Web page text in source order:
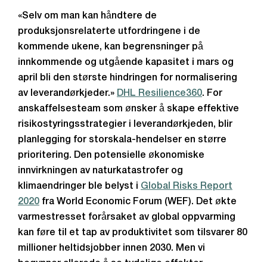
«Selv om man kan håndtere de
produksjonsrelaterte utfordringene i de
kommende ukene, kan begrensninger på
innkommende og utgående kapasitet i mars og
april bli den største hindringen for normalisering
av leverandørkjeder.» DHL Resilience360. For
anskaffelsesteam som ønsker å skape effektive
risikostyringsstrategier i leverandørkjeden, blir
planlegging for storskala-hendelser en større
prioritering. Den potensielle økonomiske
innvirkningen av naturkatastrofer og
klimaendringer ble belyst i Global Risks Report
2020 fra World Economic Forum (WEF). Det økte
varmestresset forårsaket av global oppvarming
kan føre til et tap av produktivitet som tilsvarer 80
millioner heltidsjobber innen 2030. Men vi